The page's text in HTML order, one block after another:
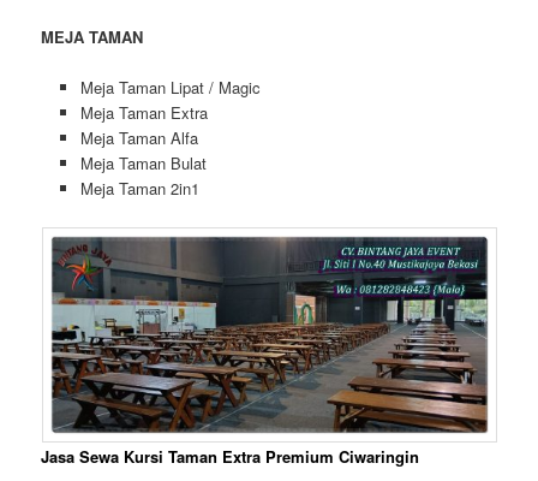
MEJA TAMAN
Meja Taman Lipat / Magic
Meja Taman Extra
Meja Taman Alfa
Meja Taman Bulat
Meja Taman 2in1
Jasa Sewa Kursi Taman Extra Premium Ciwaringin